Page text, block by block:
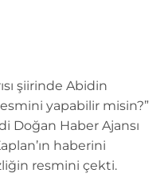
şiirinde Abidin
yapabilir misin?”
Doğan Haber Ajansı
haberini
resmini çekti.